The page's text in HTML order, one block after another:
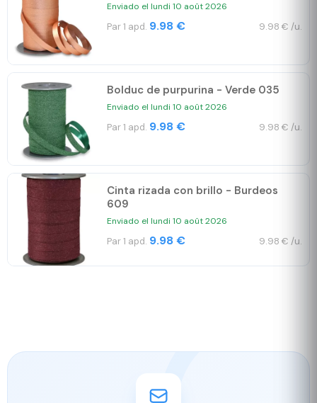
Enviado el lundi 10 août 2026
Par 1 apd. 9.98 € 9.98 € /u.
Bolduc de purpurina - Verde 035
Enviado el lundi 10 août 2026
Par 1 apd. 9.98 € 9.98 € /u.
Cinta rizada con brillo - Burdeos
609
Enviado el lundi 10 août 2026
Par 1 apd. 9.98 € 9.98 € /u.